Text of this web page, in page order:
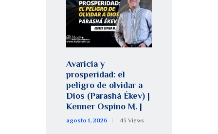
Avaricia y
prosperidad: el
peligro de olvidar a
Dios (Parashá Ékev) |
Kenner Ospino M. |
agosto 1, 2026 43 Views